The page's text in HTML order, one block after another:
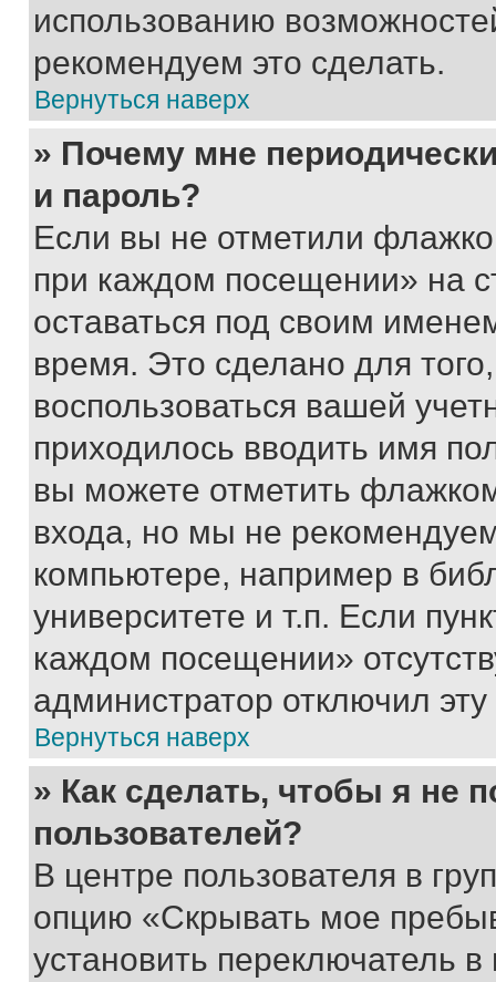
использованию
рекомендуем это сделать.
Вернуться наверх
» Почему мне
и пароль?
Если вы не отметили
при каждом посещении» на
оставаться под своим
время. Это сделано для
воспользоваться вашей
приходилось вводить имя
вы можете отметить
входа, но мы не
компьютере, например в
университете и т.п. Если
каждом посещении»
администратор отключил
Вернуться наверх
» Как сделать, чтобы я не
пользователей?
В центре пользователя в
опцию «Скрывать мое
установить переключатель